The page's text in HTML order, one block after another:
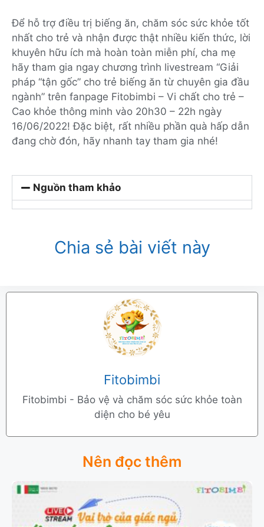
Để hỗ trợ điều trị biếng ăn, chăm sóc sức khỏe tốt
nhất cho trẻ và nhận được thật nhiều kiến thức, lời
khuyên hữu ích mà hoàn toàn miễn phí, cha mẹ
hãy tham gia ngay chương trình livestream “Giải
pháp “tận gốc” cho trẻ biếng ăn từ chuyên gia đầu
ngành” trên fanpage Fitobimbi – Vi chất cho trẻ –
Cao khỏe thông minh vào 20h30 – 22h ngày
16/06/2022! Đặc biệt, rất nhiều phần quà hấp dẫn
đang chờ đón, hãy nhanh tay tham gia nhé!
Nguồn tham khảo
Chia sẻ bài viết này
Fitobimbi
Fitobimbi - Bảo vệ và chăm sóc sức khỏe toàn
diện cho bé yêu
Nên đọc thêm